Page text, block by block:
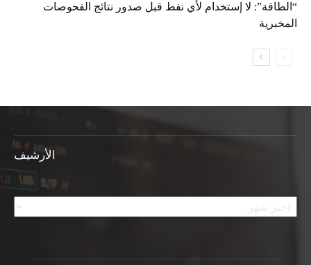
“الطاقة”: لا إستخدام لأي نفط قبل صدور نتائج الفحوصات
المخبرية
الأرشيف
الأرشيف